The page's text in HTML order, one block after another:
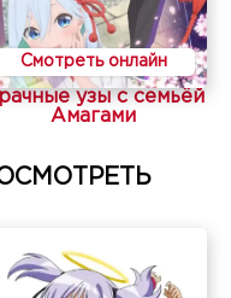
Смотреть онлайн
узы с семьёй
Амагами